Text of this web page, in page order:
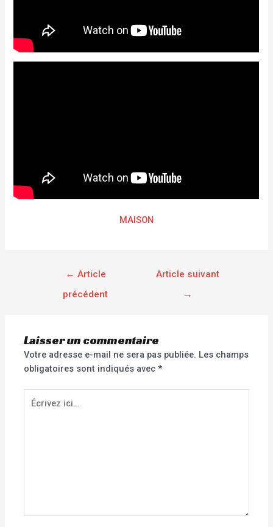
MAISON
← Article
précédent
Article suivant
→
Laisser un commentaire
Votre adresse e-mail ne sera pas publiée. Les champs
obligatoires sont indiqués avec*
Écrivez
ici…